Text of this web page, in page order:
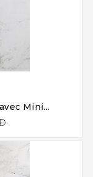
Mini...